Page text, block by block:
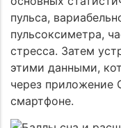
пульса,
пульсоксиметра,
стресса. Затем
этими данными,
через приложение
смартфоне.